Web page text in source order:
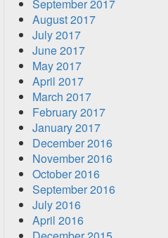
September 2017
August 2017
July 2017
June 2017
May 2017
April 2017
March 2017
February 2017
January 2017
December 2016
November 2016
October 2016
September 2016
July 2016
April 2016